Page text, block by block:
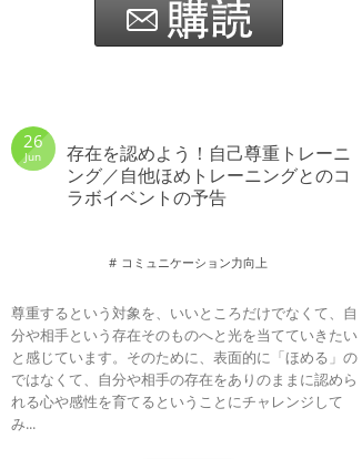
26
Jun
存在を認めよう！自己尊重トレーニ
ング／自他ほめトレーニングとのコ
ラボイベントの予告
コミュニケーション力向上
尊重するという対象を、いいところだけでなくて、自
分や相手という存在そのものへと光を当てていきたい
と感じています。そのために、表面的に「ほめる」の
ではなくて、自分や相手の存在をありのままに認めら
れる心や感性を育てるということにチャレンジして
み...